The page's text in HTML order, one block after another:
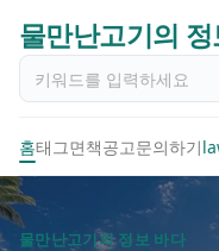
물만난고기의
홈태그면책공고문의하기
물만난고기의 정보 바다